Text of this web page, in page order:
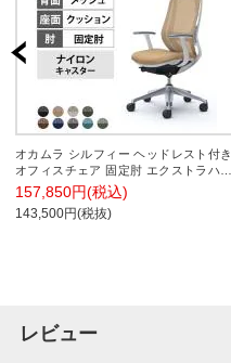
オカムラ シルフィー ヘッドレスト付き
オフィスチェア 固定肘 エクストラハイ
バック アルミ脚 ナイロンキャスター
ハンガー付き ランバーサポート付き 背
メッシュ 座面布張り ホワイトボディ
157,850円(税込)
143,500円(税抜)
レビュー